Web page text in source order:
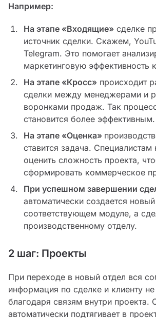
Например:
На этапе «Входящие»сделке
источник сделки. Скажем,
Telegram. Это помогает
маркетинговую эффективность
На этапе «Кросс»происходит
сделки между менеджерами и
воронками продаж. Так
становится более эффективным.
На этапе «Оценка»
ставится задача.
оценить сложность проекта,
сформировать коммерческое
При успешном завершении
автоматически создается
соответствующем модуле, а
производственному отделу.
2 шаг: Проекты
При переходе в новый отдел вся
информация по сделке и клиенту не
благодаря связям внутри проекта.
автоматически подтягивает в